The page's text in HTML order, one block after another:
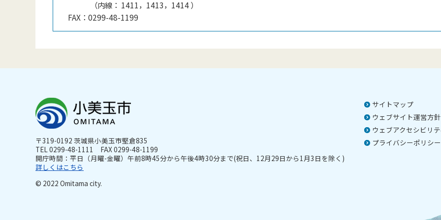
（内線 ： 1411，1413，1414）
FAX： 0299-48-1199
サイトマップ
ウェブサイト運営方針
ウェブアクセシビリ
プライバシーポリシー
〒319-0192 茨城県小美玉市堅倉835
TEL 0299-48-1111 FAX 0299-48-1199
開庁時間：平日（月曜-金曜）午前8時45分から午後4時30分まで(祝日、12月29日から1月3日を除く)
詳しくはこちら
© 2022 Omitama city.